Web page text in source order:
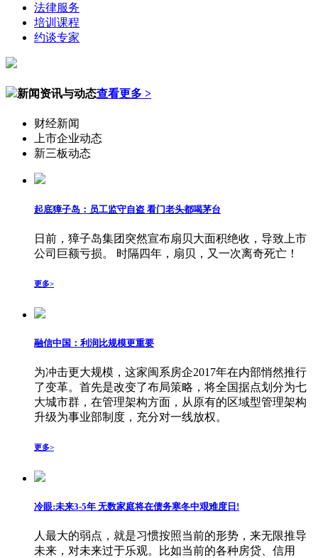
法律服务
培训课程
约谈专家
新闻资讯与动态查看更多 >
财经新闻
上市企业动态
新三板动态
起底獐子岛：员工监守自盗 看门老头都喝茅台
日前，獐子岛集团突然宣布扇贝大面积绝收，导致上市
公司巨额亏损。 时隔四年，扇贝，又一次离奇死亡！
更多>
融信中国：利润比规模更重要
为冲击更大规模，这家闽系房企2017年在内部悄然推行
了变革。首先是改变了布局策略，将全国据点划分为七
大城市群，在管理架构方面，从原有的区域型管理架构
升级为事业部制度，充分对一线放权。
更多>
冷眼:未来3-5年 无数家庭将在债务寒冬中艰难度日!
人最大的弱点，就是习惯按照当前的形势，来无限推导
未来，对未来过于乐观。比如当前的各种房贷、信用